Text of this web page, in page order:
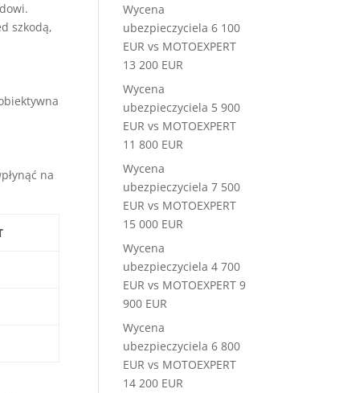
szkodą,
na
Wycena
ubezpieczyciela 6 100
EUR vs MOTOEXPERT
13 200 EUR
Wycena
ubezpieczyciela 5 900
EUR vs MOTOEXPERT
11 800 EUR
Wycena
ubezpieczyciela 7 500
EUR vs MOTOEXPERT
15 000 EUR
Wycena
ubezpieczyciela 4 700
EUR vs MOTOEXPERT 9
900 EUR
Wycena
ubezpieczyciela 6 800
EUR vs MOTOEXPERT
14 200 EUR